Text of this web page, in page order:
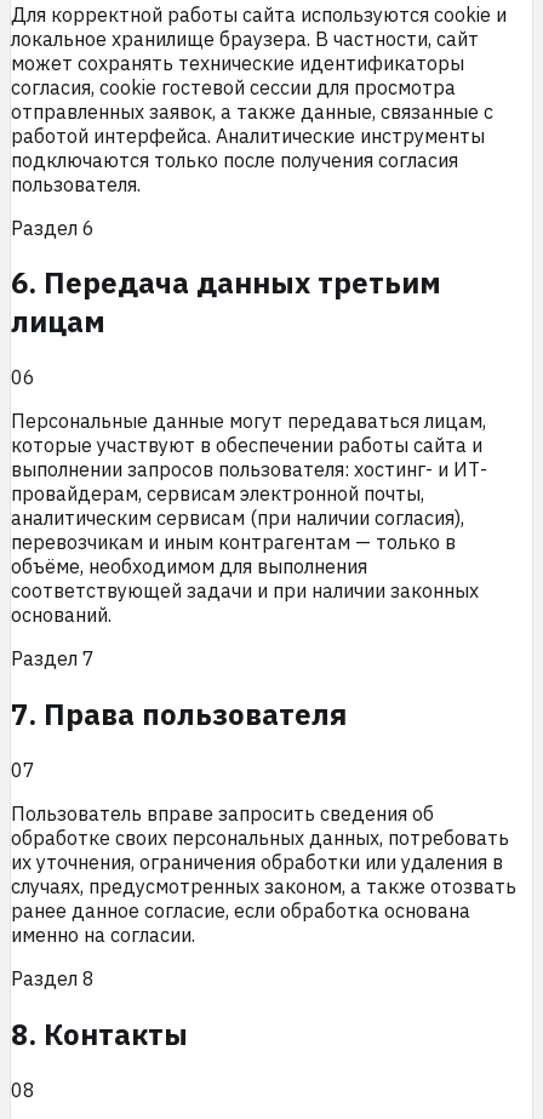
Для корректной работы сайта используются cookie и
локальное хранилище браузера. В частности, сайт
может сохранять технические идентификаторы
согласия, cookie гостевой сессии для просмотра
отправленных заявок, а также данные, связанные с
работой интерфейса. Аналитические инструменты
подключаются только после получения согласия
пользователя.
Раздел 6
6. Передача данных третьим
лицам
06
Персональные данные могут передаваться лицам,
которые участвуют в обеспечении работы сайта и
выполнении запросов пользователя: хостинг- и ИТ-
провайдерам, сервисам электронной почты,
аналитическим сервисам (при наличии согласия),
перевозчикам и иным контрагентам — только в
объёме, необходимом для выполнения
соответствующей задачи и при наличии законных
оснований.
Раздел 7
7. Права пользователя
07
Пользователь вправе запросить сведения об
обработке своих персональных данных, потребовать
их уточнения, ограничения обработки или удаления в
случаях, предусмотренных законом, а также отозвать
ранее данное согласие, если обработка основана
именно на согласии.
Раздел 8
8. Контакты
08